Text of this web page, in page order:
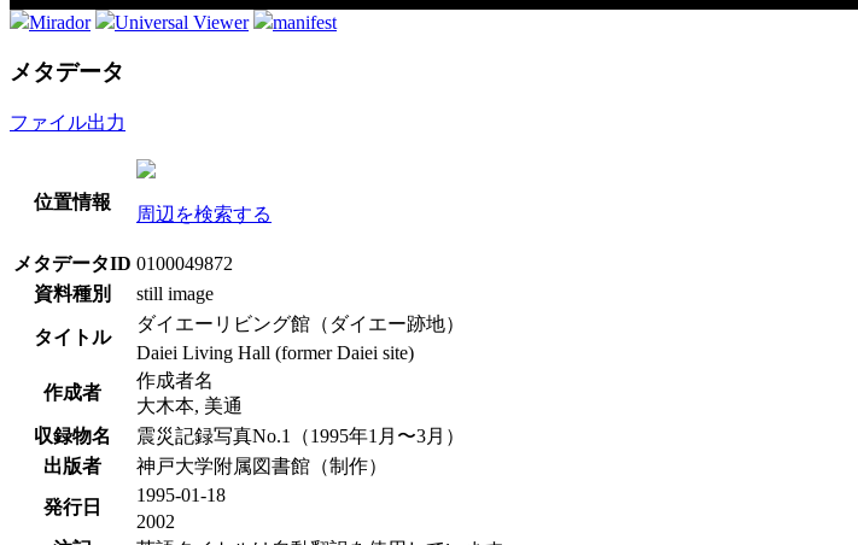
Mirador Universal Viewer manifest
メタデータ
ファイル出力
位置情報
周辺を検索する
メタデータID 0100049872
資料種別
still image
タイトル
ダイエーリビング館（ダイエー跡地）
Daiei Living Hall (former Daiei site)
作成者
作成者名
大木本, 美通
収録物名
震災記録写真No.1（1995年1月〜3月）
出版者
神戸大学附属図書館（制作）
発行日
1995-01-18
2002